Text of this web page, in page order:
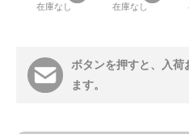
在庫なし 在庫なし
ボタンを押すと、入荷
ます。